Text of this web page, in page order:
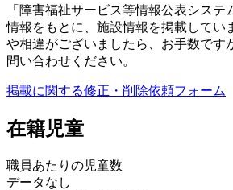
「障害福祉サービス等情報公表システ
情報をもとに、施設情報を掲載してい
や相違がございましたら、お手数です
問い合わせください。
掲載に関する修正・削除依頼フォーム
在籍児童
職員あたりの児童数
データなし